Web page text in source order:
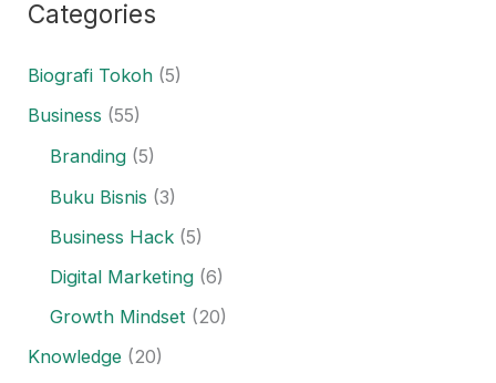
Categories
Biografi Tokoh (5)
Business (55)
Branding (5)
Buku Bisnis (3)
Business Hack (5)
Digital Marketing (6)
Growth Mindset (20)
Knowledge (20)